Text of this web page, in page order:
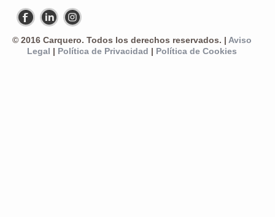
© 2016 Carquero. Todos los derechos reservados. | Aviso
Legal | Política de Privacidad | Política de Cookies